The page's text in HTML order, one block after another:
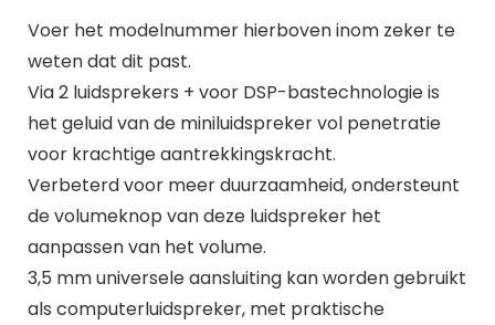
Voer het modelnummer hierboven inom zeker te
weten dat dit past.
Via 2 luidsprekers + voor DSP-bastechnologie is
het geluid van de miniluidspreker vol penetratie
voor krachtige aantrekkingskracht.
Verbeterd voor meer duurzaamheid, ondersteunt
de volumeknop van deze luidspreker het
aanpassen van het volume.
3,5 mm universele aansluiting kan worden gebruikt
als computerluidspreker, met praktische